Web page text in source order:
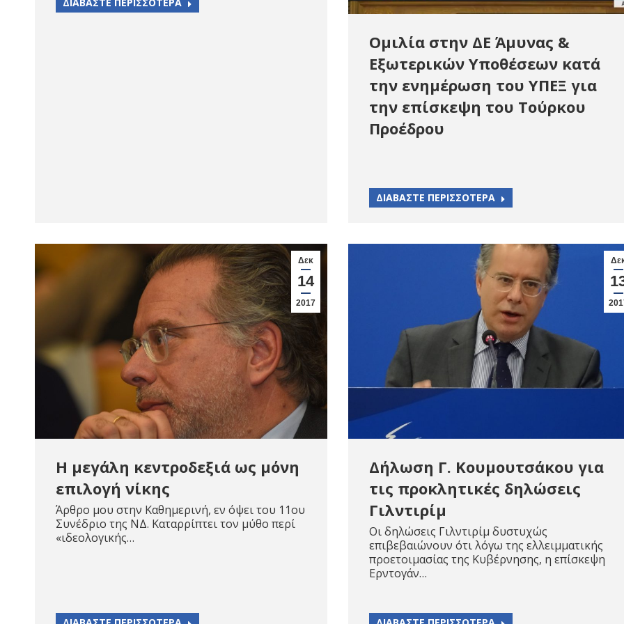
ΔΙΑΒΑΣΤΕ ΠΕΡΙΣΣΟΤΕΡΑ
Ομιλία στην ΔΕ Άμυνας &
Εξωτερικών Υποθέσεων κατά
την ενημέρωση του ΥΠΕΞ για
την επίσκεψη του Τούρκου
Προέδρου
ΔΙΑΒΑΣΤΕ ΠΕΡΙΣΣΟΤΕΡΑ
Δεκ
14
2017
Η μεγάλη κεντροδεξιά ως μόνη
επιλογή νίκης
Άρθρο μου στην Καθημερινή, εν όψει του 11ου
Συνέδριο της ΝΔ. Καταρρίπτει τον μύθο περί
«ιδεολογικής…
Δήλωση Γ. Κουμουτσάκου για
τις προκλητικές δηλώσεις
Γιλντιρίμ
Οι δηλώσεις Γιλντιρίμ δυστυχώς
επιβεβαιώνουν ότι λόγω της ελλειμματικής
προετοιμασίας της Κυβέρνησης, η επίσκεψη
Ερντογάν…